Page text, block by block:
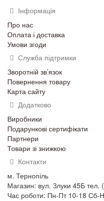
Інформація
Про нас
Оплата і доставка
Умови згоди
Служба підтримки
Зворотній зв’язок
Повернення товару
Карта сайту
Додатково
Виробники
Подарункові сертифікати
Партнери
Товари зі знижкою
Контакти
м. Тернопіль
Магазин: вул. Злуки 45Б тел.
Час роботи: Пн-Пт 10-18 Сб-